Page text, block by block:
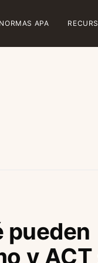
NORMAS APA
pueden
y ACT